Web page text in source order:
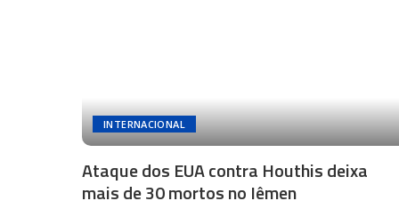
INTERNACIONAL
Ataque dos EUA contra Houthis deixa
mais de 30 mortos no Iêmen